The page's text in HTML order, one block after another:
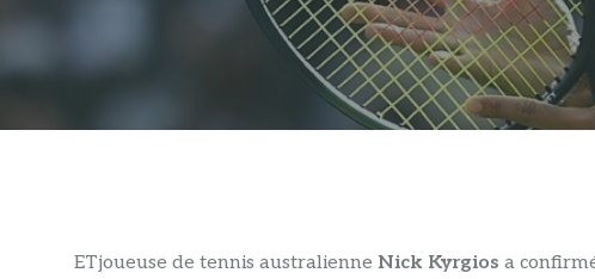
ETjoueuse de tennis australienne Nick Kyrgios a